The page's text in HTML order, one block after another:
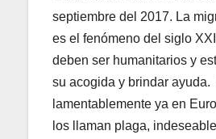
septiembre del 2017. La
es el fenómeno del siglo
deben ser humanitarios y
su acogida y brindar ayuda.
lamentablemente ya en
los llaman plaga,